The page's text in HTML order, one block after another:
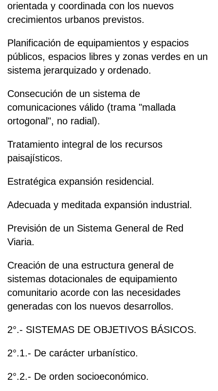
orientada y coordinada con los nuevos
crecimientos urbanos previstos.
Planificación de equipamientos y espacios
públicos, espacios libres y zonas verdes en un
sistema jerarquizado y ordenado.
Consecución de un sistema de
comunicaciones válido (trama "mallada
ortogonal", no radial).
Tratamiento integral de los recursos
paisajísticos.
Estratégica expansión residencial.
Adecuada y meditada expansión industrial.
Previsión de un Sistema General de Red
Viaria.
Creación de una estructura general de
sistemas dotacionales de equipamiento
comunitario acorde con las necesidades
generadas con los nuevos desarrollos.
2°.- SISTEMAS DE OBJETIVOS BÁSICOS.
2°.1.- De carácter urbanístico.
2°.2.- De orden socioeconómico.